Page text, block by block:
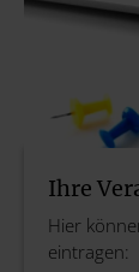
Ihre
Hier
eintragen: